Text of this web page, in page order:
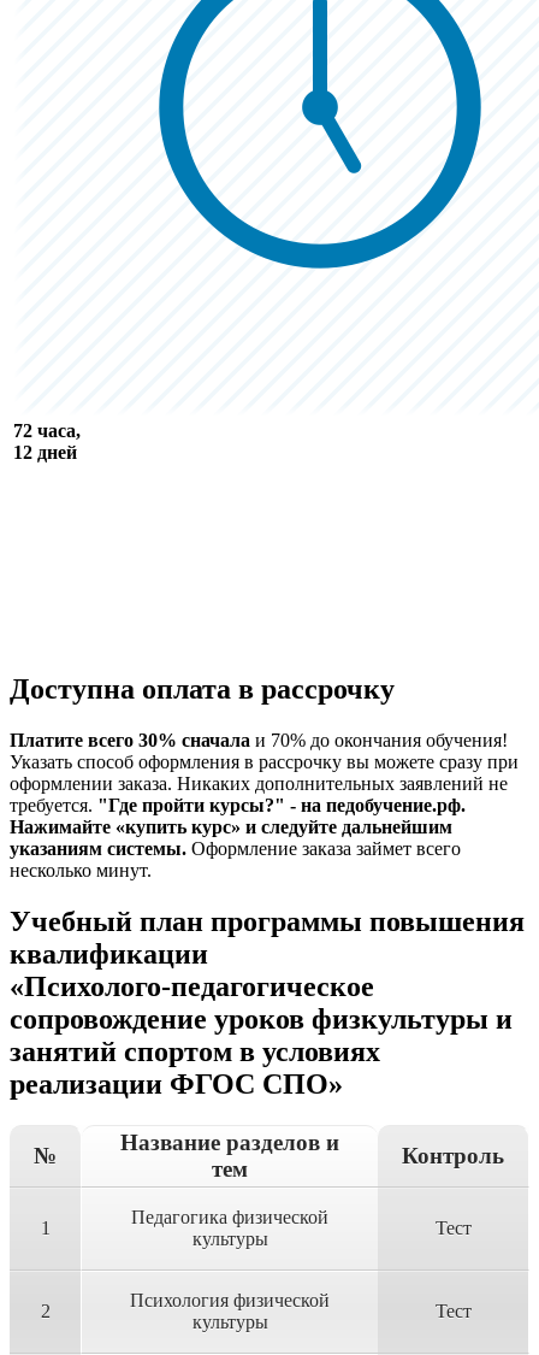
72 часа,
12 дней
Доступна оплата в рассрочку
Платите всего 30% сначала и 70% до окончания обучения!
Указать способ оформления в рассрочку вы можете сразу при
оформлении заказа. Никаких дополнительных заявлений не
требуется. "Где пройти курсы?" - на педобучение.рф.
Нажимайте «купить курс» и следуйте дальнейшим
указаниям системы. Оформление заказа займет всего
несколько минут.
Учебный план программы повышения
квалификации
«Психолого-педагогическое
сопровождение уроков физкультуры и
занятий спортом в условиях
реализации ФГОС СПО»
№
Название разделов и
тем
Контроль
1
Педагогика физической
культуры
Тест
2
Психология физической
культуры
Тест